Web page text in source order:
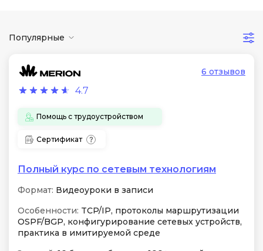
Популярные
4.7
6 отзывов
Помощь с трудоустройством
Сертификат
Полный курс по сетевым технологиям
Формат: Видеоуроки в записи
Особенности: TCP/IP, протоколы маршрутизации
OSPF/BGP, конфигурирование сетевых устройств,
практика в имитируемой среде